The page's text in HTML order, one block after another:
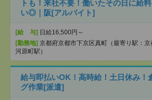
トも！来社不要！働いたその日に給
い◎｜阪[アルバイト]
[給 与] 日給16,500円～
[勤務地] 京都府京都市下京区真町（最寄り駅：京
河原町駅）
給与即払いOK！高時給！土日休み！
グ作業[派遣]